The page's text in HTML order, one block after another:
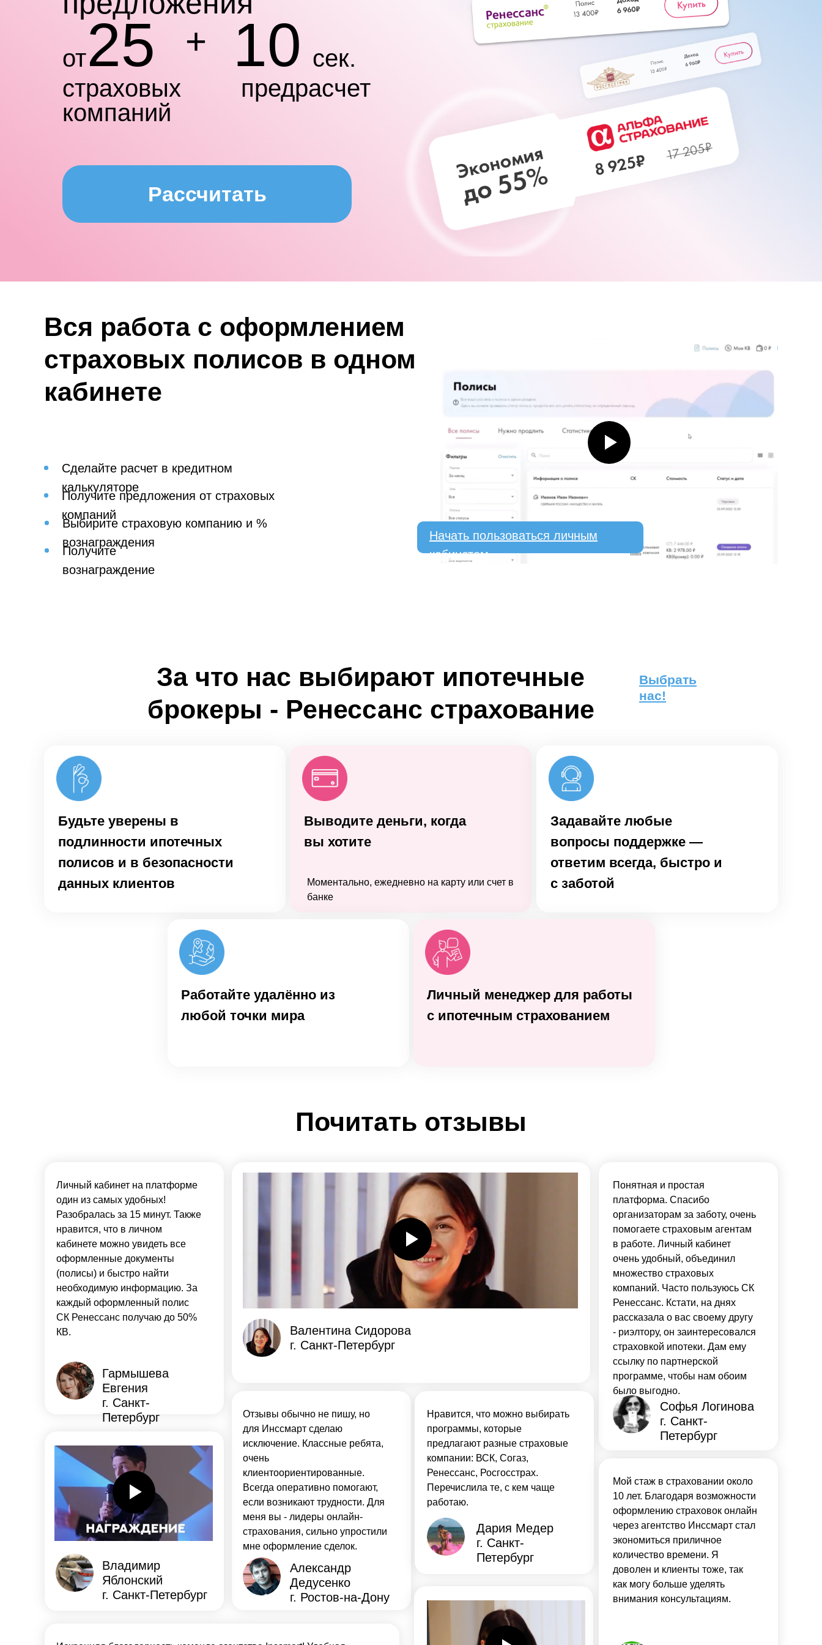
Рассчитать
от25 сек.
10
+
страховых
компаний
предрасчет
Вся работа с оформлением
страховых полисов в одном
кабинете
Сделайте расчет в кредитном
калькуляторе
Получите предложения от страховых
компаний
Выбирите страховую компанию и %
вознаграждения
Получите
вознаграждение
Начать пользоваться личным
кабинетом
За что нас выбирают ипотечные
брокеры - Ренессанс страхование
Выбрать
нас!
Будьте уверены в
подлинности ипотечных
полисов и в безопасности
данных клиентов
Выводите деньги, когда
вы хотите
Моментально, ежедневно на карту или счет в
банке
Задавайте любые
вопросы поддержке —
ответим всегда, быстро и
с заботой
Работайте удалённо из
любой точки мира
Личный менеджер для работы
с ипотечным страхованием
Почитать отзывы
Личный кабинет на платформе
один из самых удобных!
Разобралась за 15 минут. Также
нравится, что в личном
кабинете можно увидеть все
оформленные документы
(полисы) и быстро найти
необходимую информацию. За
каждый оформленный полис
СК Ренессанс получаю до 50%
КВ.
Гармышева
Евгения
г. Санкт-
Петербург
Валентина Сидорова
г. Санкт-Петербург
Понятная и простая
платформа. Спасибо
организаторам за заботу, очень
помогаете страховым агентам
в работе. Личный кабинет
очень удобный, объединил
множество страховых
компаний. Часто пользуюсь СК
Ренессанс. Кстати, на днях
рассказала о вас своему другу
- риэлтору, он заинтересовался
страховкой ипотеки. Дам ему
ссылку по партнерской
программе, чтобы нам обоим
было выгодно.
Софья Логинова
г. Санкт-
Петербург
Отзывы обычно не пишу, но
для Инссмарт сделаю
исключение. Классные ребята,
очень
клиентоориентированные.
Всегда оперативно помогают,
если возникают трудности. Для
меня вы - лидеры онлайн-
страхования, сильно упростили
мне оформление сделок.
Александр
Дедусенко
г. Ростов-на-Дону
Нравится, что можно выбирать
программы, которые
предлагают разные страховые
компании: ВСК, Согаз,
Ренессанс, Росгосстрах.
Перечислила те, с кем чаще
работаю.
Дария Медер
г. Санкт-
Петербург
Владимир
Яблонский
г. Санкт-Петербург
Мой стаж в страховании около
10 лет. Благодаря возможности
оформлению страховок онлайн
через агентство Инссмарт стал
экономиться приличное
количество времени. Я
доволен и клиенты тоже, так
как могу больше уделять
внимания консультациям.